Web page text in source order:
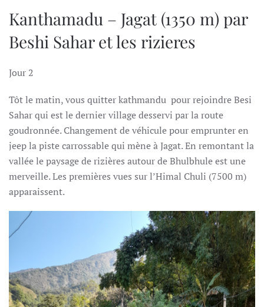
Kanthamadu – Jagat (1350 m) par
Beshi Sahar et les rizieres
Jour 2
Tôt le matin, vous quitter kathmandu pour rejoindre Besi
Sahar qui est le dernier village desservi par la route
goudronnée. Changement de véhicule pour emprunter en
jeep la piste carrossable qui mène à Jagat. En remontant la
vallée le paysage de rizières autour de Bhulbhule est une
merveille. Les premières vues sur l’Himal Chuli (7500 m)
apparaissent.